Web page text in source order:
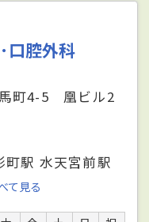
口腔外科
町4-5 凰ビル2
駅 水天宮前駅
て見る